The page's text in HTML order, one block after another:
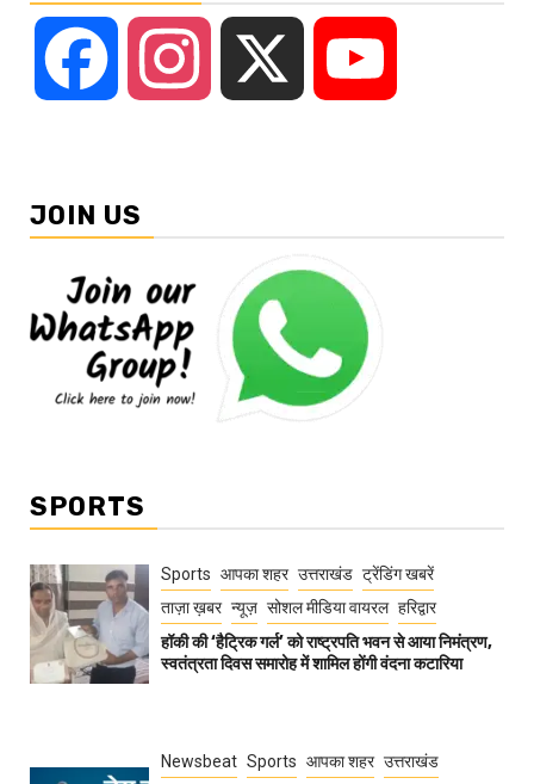
Facebook Instagram
JOIN US
SPORTS
Sports आपका शहर उत्तराखंड ट्रेंडिंग खबरें
ताज़ा ख़बर न्यूज़ सोशल मीडिया वायरल हरिद्वार
हॉकी की ‘हैट्रिक गर्ल’ को राष्ट्रपति भवन से आया निमंत्रण,
स्वतंत्रता दिवस समारोह में शामिल होंगी वंदना कटारिया
Newsbeat Sports आपका शहर उत्तराखंड